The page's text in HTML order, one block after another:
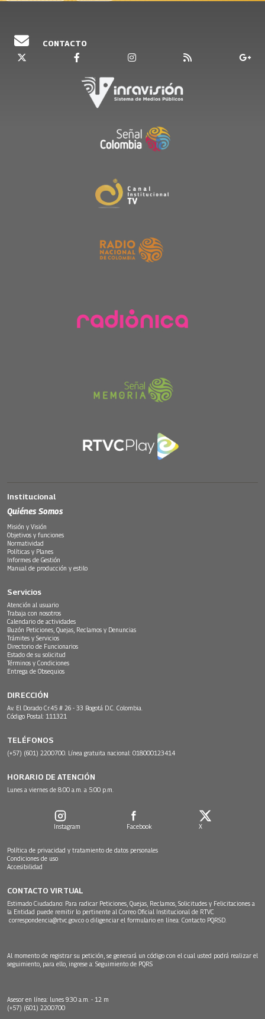
CONTACTO
Institucional
Quiénes Somos
Misión y Visión
Objetivos y funciones
Normatividad
Políticas y Planes
Informes de Gestión
Manual de producción y estilo
Servicios
Atención al usuario
Trabaja con nosotros
Calendario de actividades
Buzón Peticiones, Quejas, Reclamos y Denuncias
Trámites y Servicios
Directorio de Funcionarios
Estado de su solicitud
Términos y Condiciones
Entrega de Obsequios
DIRECCIÓN
Av. El Dorado Cr.45 # 26 - 33 Bogotá D.C. Colombia.
Código Postal: 111321
TELÉFONOS
(+57) (601) 2200700. Línea gratuita nacional: 018000123414
HORARIO DE ATENCIÓN
Lunes a viernes de 8:00 a.m. a 5:00 p.m.
Instagram Facebook X
Política de privacidad y tratamiento de datos personales
Condiciones de uso
Accesibilidad
CONTACTO VIRTUAL
Estimado Ciudadano: Para radicar Peticiones, Quejas, Reclamos, Solicitudes y Felicitaciones a
la Entidad puede remitir lo pertinente al Correo Oficial Institucional de RTVC
correspondencia@rtvc.gov.co o diligenciar el formulario en línea: Contacto PQRSD.
Al momento de registrar su petición, se generará un código con el cual usted podrá realizar el
seguimiento, para ello, ingrese a: Seguimiento de PQRS
Asesor en línea: lunes 9:30 a.m. - 12 m
(+57) (601) 2200700